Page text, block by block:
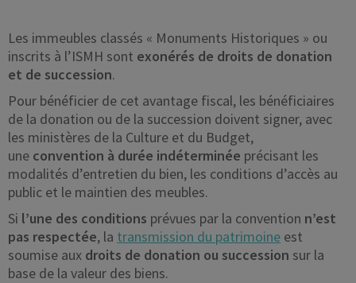
Les immeubles classés « Monuments Historiques » ou
inscrits à l’ISMH sont exonérés de droits de donation
et de succession.
Pour bénéficier de cet avantage fiscal, les bénéficiaires
de la donation ou de la succession doivent signer, avec
les ministères de la Culture et du Budget,
une convention à durée indéterminée précisant les
modalités d’entretien du bien, les conditions d’accès au
public et le maintien des meubles.
Si l’une des conditions prévues par la convention n’est
pas respectée, la transmission du patrimoine est
soumise aux droits de donation ou succession sur la
base de la valeur des biens.